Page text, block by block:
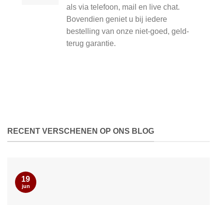
als via telefoon, mail en live chat.
Bovendien geniet u bij iedere
bestelling van onze niet-goed, geld-
terug garantie.
RECENT VERSCHENEN OP ONS BLOG
19
jun